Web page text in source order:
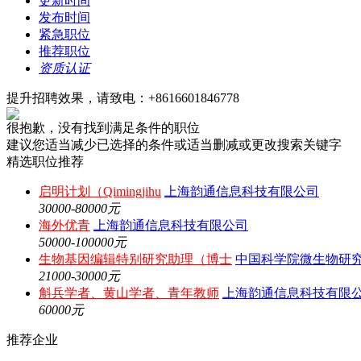
发布时间
紧急职位
推荐职位
资质认证
提升招聘效果，请致电：+8616601846778
很抱歉，没有找到满足条件的职位
建议您适当减少已选择的条件或适当删减或更改搜索关键字
精选职位推荐
启明计划（Qimingjihu
上海韵通信息科技有限公司
30000-80000元
海外优青
上海韵通信息科技有限公司
50000-100000元
生物基因编辑特别研究助理（博士 中国科学院微生物研
21000-30000元
斛兵学者、黄山学者、青年教师
上海韵通信息科技有限
60000元
推荐企业